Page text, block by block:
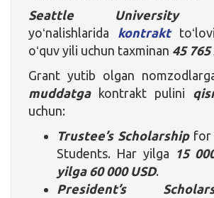
Seattle University
yoʻnalishlarida kontrakt
oʻquv yili uchun taxminan 45
Grant yutib olgan
muddatgakontrakt pulini
uchun:
Trustee’s Scholarshipfor
Students. Har yilga 15
yilga 60 000 USD.
President’s